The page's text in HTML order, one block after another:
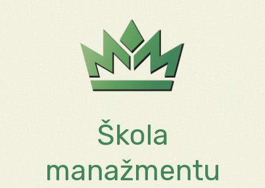
Škola
manažmentu